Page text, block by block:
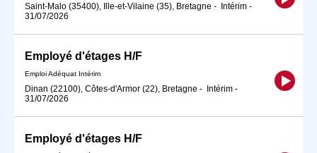
Saint-Malo (35400), Ille-et-Vilaine (35), Bretagne - Intérim -
31/07/2026
Employé d'étages H/F
Emploi Adéquat Intérim
Dinan (22100), Côtes-d'Armor (22), Bretagne - Intérim -
31/07/2026
Employé d'étages H/F